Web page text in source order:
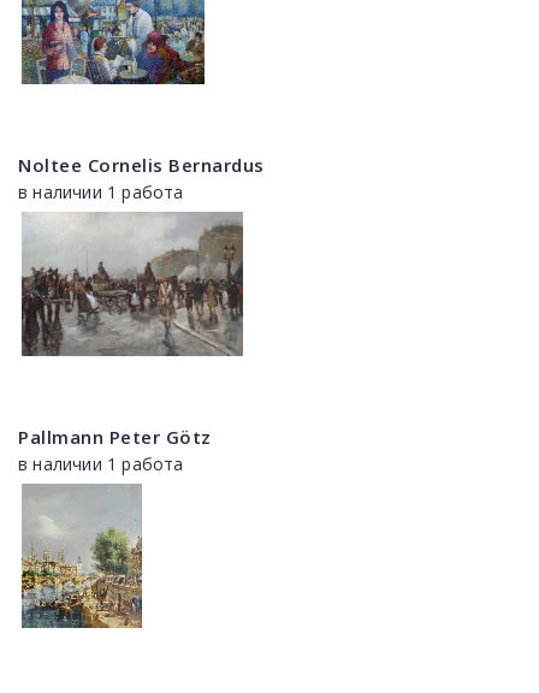
Noltee Cornelis Bernardus
в наличии 1 работа
Pallmann Peter Götz
в наличии 1 работа